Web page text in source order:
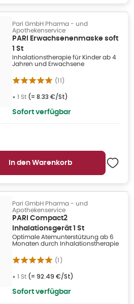
Pari GmbH Pharma - und
Apothekenservice
PARI Erwachsenenmaske soft
1 St
Inhalationstherapie für Kinder ab 4
Jahren und Erwachsene
(11)
• 1 St (= 8.33 €/St)
Sofort verfügbar
In den Warenkorb
Pari GmbH Pharma - und
Apothekenservice
PARI Compact2
Inhalationsgerät 1 St
Optimale Atemunterstützung ab 6
Monaten durch Inhalationstherapie
(1)
• 1 St (= 92.49 €/St)
Sofort verfügbar